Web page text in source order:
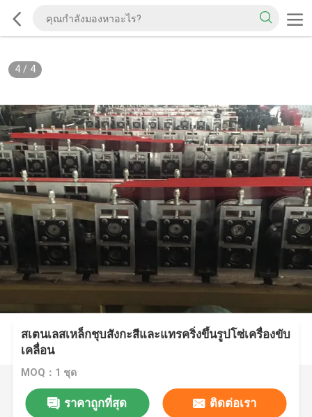
4/ 4
สเตนเลสเหล็กชุบสังกะสีและแทรคริ่งขึ้นรูปโซ่เครื่องขับ
เคลื่อน
MOQ：1 ชุด
ราคาถูกที่สุด ติดต่อเรา